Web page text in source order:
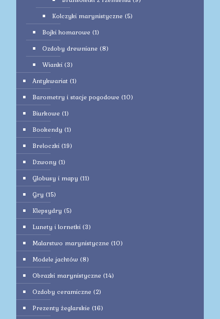
Kolczyki marynistyczne (5)
Bojki homarowe (1)
Ozdoby drewniane (8)
Wianki (3)
Antykwariat (1)
Barometry i stacje pogodowe (10)
Biurkowe (1)
Bookendy (1)
Breloczki (19)
Dzwony (1)
Globusy i mapy (11)
Gry (15)
Klepsydry (5)
Lunety i lornetki (3)
Malarstwo marynistyczne (10)
Modele jachtów (8)
Obrazki marynistyczne (14)
Ozdoby ceramiczne (2)
Prezenty żeglarskie (16)